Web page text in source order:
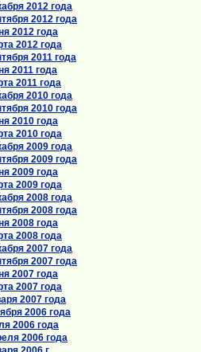
2012 года
2012 года
2012 года
2012 года
2011 года
2011 года
2011 года
2010 года
2010 года
2010 года
2010 года
2009 года
2009 года
2009 года
2009 года
2008 года
2008 года
2008 года
2008 года
2007 года
2007 года
2007 года
2007 года
2007 года
2006 года
2006 года
2006 года